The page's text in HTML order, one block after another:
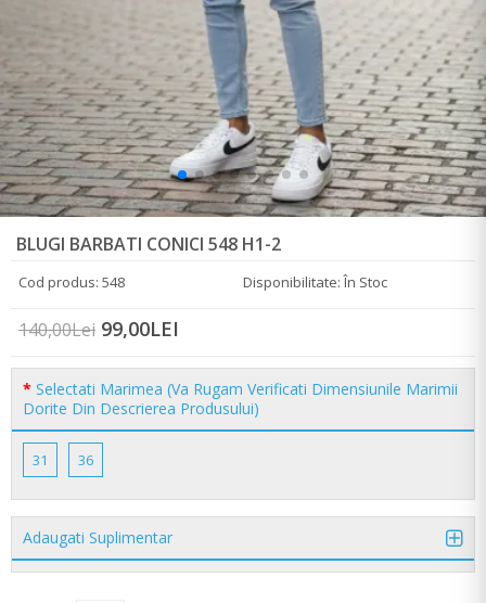
BLUGI BARBATI CONICI 548 H1-2
Cod produs: 548 Disponibilitate: În Stoc
140,00Lei 99,00LEI
Selectati Marimea (Va Rugam Verificati Dimensiunile Marimii
Dorite Din Descrierea Produsului)
31 36
Adaugati Suplimentar